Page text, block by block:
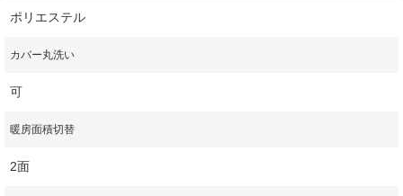
ポリエステル
カバー丸洗い
可
暖房面積切替
2面